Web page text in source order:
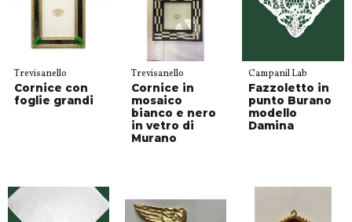
Trevisanello
Cornice con
foglie grandi
Trevisanello
Cornice in
mosaico
bianco e nero
in vetro di
Murano
Campanil Lab
Fazzoletto in
punto Burano
modello
Damina